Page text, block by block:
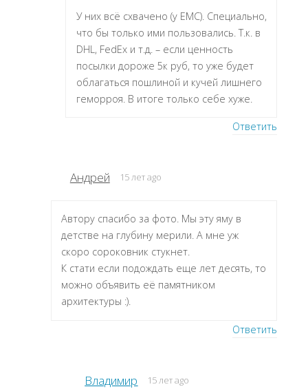
У них всё схвачено (у ЕМС). Специально,
что бы только ими пользовались. Т.к. в
DHL, FedEx и т.д. – если ценность
посылки дороже 5к руб, то уже будет
облагаться пошлиной и кучей лишнего
геморроя. В итоге только себе хуже.
Ответить
Андрей 15 лет ago
Автору спасибо за фото. Мы эту яму в
детстве на глубину мерили. А мне уж
скоро сороковник стукнет.
К стати если подождать еще лет десять, то
можно объявить её памятником
архитектуры :).
Ответить
Владимир 15 лет ago